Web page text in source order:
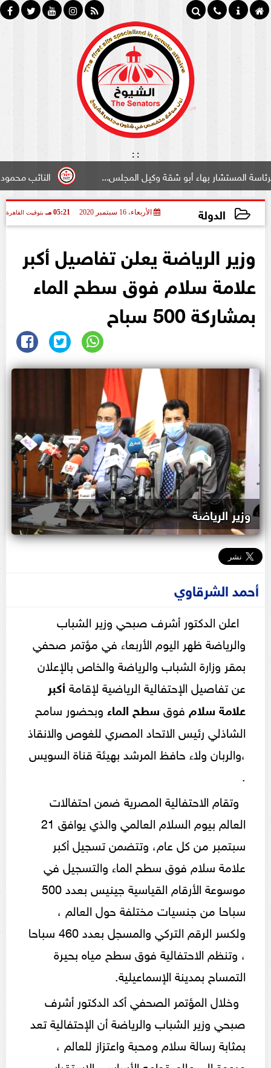
:
:
النائب محمود سامي
بهاء أبو شقة وكيل المجلس...
الدولة الأربعاء، 16 سبتمبر 2020 05:21 مـ بتوقيت القاهرة
وزير الرياضة يعلن تفاصيل أكبر
علامة سلام فوق سطح الماء
بمشاركة 500 سباح
وزير الرياضة
أحمد الشرقاوي
اعلن الدكتور أشرف صبحي وزير الشباب
والرياضة ظهر اليوم الأربعاء في مؤتمر صحفي
بمقر وزارة الشباب والرياضة والخاص بالإعلان
عن تفاصيل الإحتفالية الرياضية لإقامةأكبر
علامة سلام فوق سطح الماء وبحضور سامح
الشاذلي رئيس الاتحاد المصري للغوص والانقاذ
،والربان ولاء حافظ المرشد بهيئة قناة السويس
.
وتقام الاحتفالية المصرية ضمن احتفالات
العالم بيوم السلام العالمي والذي يوافق 21
سبتمبر من كل عام، وتتضمن تسجيل أكبر
علامة سلام فوق سطح الماء والتسجيل في
موسوعة الأرقام القياسية جينيس بعدد 500
سباحا من جنسيات مختلفة حول العالم ،
ولكسر الرقم التركي والمسجل بعدد 460 سباحا
، وتنظم الاحتفالية فوق سطح مياه بحيرة
التمساح بمدينة الإسماعيلية.
وخلال المؤتمر الصحفي أكد الدكتور أشرف
صبحي وزير الشباب والرياضة أن الإحتفالية تعد
بمثابة رسالة سلام ومحبة واعتزاز للعالم ،